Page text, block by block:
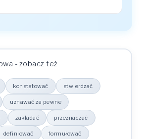
- zobacz też
konstatować stwierdzać
uznawać za pewne
zakładać przeznaczać
definiować formułować